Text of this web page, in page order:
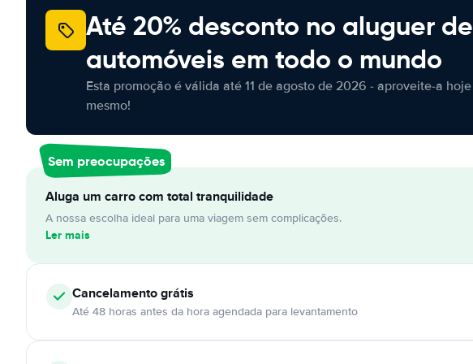
Até 20% desconto no aluguer de
automóveis em todo o mundo
Esta promoção é válida até 11 de agosto de 2026 - aproveite-a hoje
mesmo!
Sem preocupações
Aluga um carro com total tranquilidade
A nossa escolha ideal para uma viagem sem complicações.
Ler mais
Cancelamentográtis
Até 48 horas antes da hora agendada para levantamento